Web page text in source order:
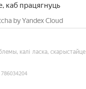
каб працягнуць
by Yandex Cloud
калі ласка, скарыстайце